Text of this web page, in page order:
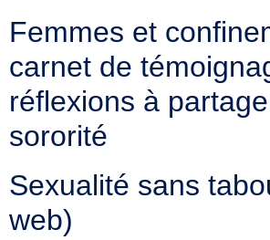
Femmes et
carnet de
réflexions à
sororité
Sexualité sans
web)